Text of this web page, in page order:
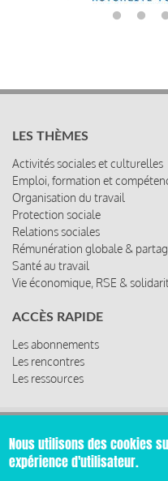
LES THÈMES
Activités sociales et culturelles
Emploi, formation et
Organisation du travail
Protection sociale
Relations sociales
Rémunération globale &
Santé au travail
Vie économique, RSE &
ACCÈS RAPIDE
Les abonnements
Les rencontres
Les ressources
© 2019 Miroir
Nous utilisons des cookies
expérience d'utilisateur.